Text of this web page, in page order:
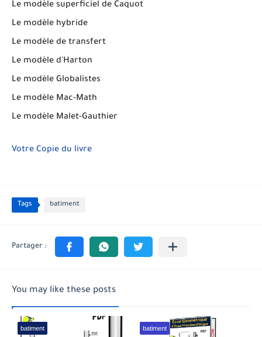
Le modèle superficiel de Caquot
Le modèle hybride
Le modèle de transfert
Le modèle d'Harton
Le modèle Globalistes
Le modèle Mac-Math
Le modèle Malet-Gauthier
Votre Copie du livre
Tags batiment
You may like these posts
batiment batiment